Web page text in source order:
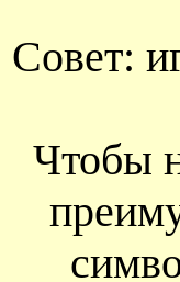
Совет:
Чтобы